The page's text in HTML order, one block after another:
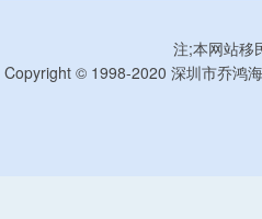
注;本网站移
Copyright © 1998-2020 深圳市乔鸿